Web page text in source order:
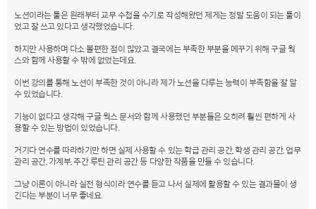
노션이라는 툴은 원래부터 교무 수첩을 수기로 작성해왔던 제게는 정말 도움이 되는 툴이
었고 잘 쓰고 있다고 생각했었습니다.
하지만 사용하며 다소 불편한 점이 많았고 결국에는 부족한 부분을 메꾸기 위해 구글 웍
스와 함께 사용할 수 밖에 없었는데요.
이번 강의를 통해 노션이 부족한 것이 아니라 제가 노션을 다루는 능력이 부족함을 잘 알
수 있었습니다.
기능이 없다고 생각해 구글 웍스 문서와 함께 사용했던 부분들은 오히려 훨씬 편하게 사
용할 수 있는 방법이 있었습니다.
거기다 연수를 따라하기만 하면 실제 사용할 수 있는 학급 관리 공간, 학생 관리 공간, 업무
관리 공간, 가계부, 주간 루틴 관리 공간 등 다양한 작품을 만들 수 있습니다.
그냥 이론이 아니라 실전 형식이라 연수를 듣고 나서 실제에 활용할 수 있는 결과물이 생
긴다는 부분이 너무 좋네요.